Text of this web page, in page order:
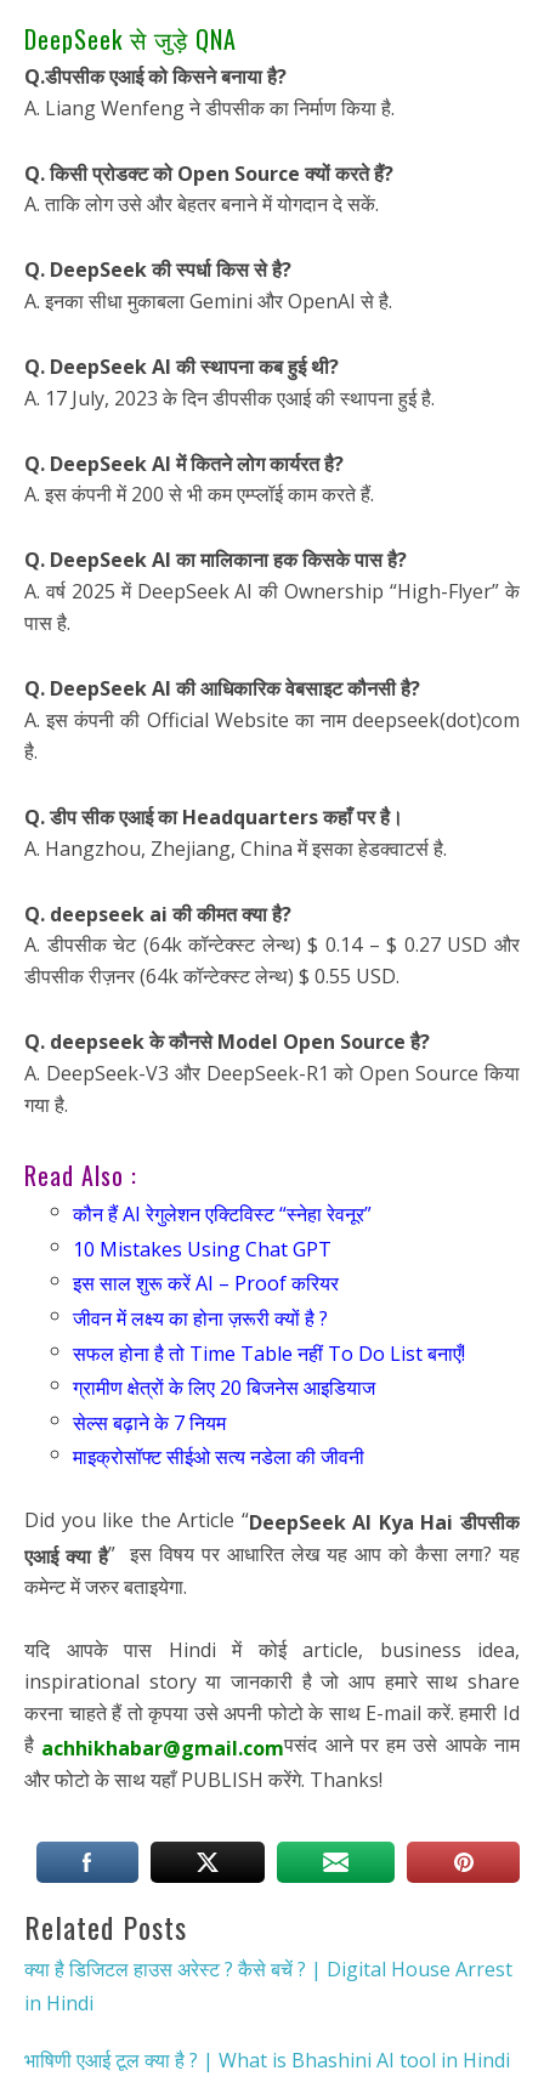
DeepSeek से जुड़े QNA
Q.डीपसीक एआई को किसने बनाया है?
A. Liang Wenfeng ने डीपसीक का निर्माण किया है.
Q. किसी प्रोडक्ट को Open Source क्यों करते हैं?
A. ताकि लोग उसे और बेहतर बनाने में योगदान दे सकें.
Q. DeepSeek की स्पर्धा किस से है?
A. इनका सीधा मुकाबला Gemini और OpenAI से है.
Q. DeepSeek AI की स्थापना कब हुई थी?
A. 17 July, 2023 के दिन डीपसीक एआई की स्थापना हुई है.
Q. DeepSeek AI में कितने लोग कार्यरत है?
A. इस कंपनी में 200 से भी कम एम्प्लॉई काम करते हैं.
Q. DeepSeek AI का मालिकाना हक किसके पास है?
A. वर्ष 2025 में DeepSeek AI की Ownership “High-Flyer” के
पास है.
Q. DeepSeek AI की आधिकारिक वेबसाइट कौनसी है?
A. इस कंपनी की Official Website का नाम deepseek(dot)com
है.
Q. डीप सीक एआई का Headquarters कहाँ पर है।
A. Hangzhou, Zhejiang, China में इसका हेडक्वाटर्स है.
Q. deepseek ai की कीमत क्या है?
A. डीपसीक चेट (64k कॉन्टेक्स्ट लेन्थ) $ 0.14 – $ 0.27 USD और
डीपसीक रीज़नर (64k कॉन्टेक्स्ट लेन्थ) $ 0.55 USD.
Q. deepseek के कौनसे Model Open Source है?
A. DeepSeek-V3 और DeepSeek-R1 को Open Source किया
गया है.
Read Also :
कौन हैं AI रेगुलेशन एक्टिविस्ट “स्नेहा रेवनूर”
10 Mistakes Using Chat GPT
इस साल शुरू करें AI – Proof करियर
जीवन में लक्ष्य का होना ज़रूरी क्यों है ?
सफल होना है तो Time Table नहीं To Do List बनाएँ!
ग्रामीण क्षेत्रों के लिए 20 बिजनेस आइडियाज
सेल्स बढ़ाने के 7 नियम
माइक्रोसॉफ्ट सीईओ सत्य नडेला की जीवनी
Did you like the Article “DeepSeek AI Kya Hai डीपसीक
एआई क्या है” इस विषय पर आधारित लेख यह आप को कैसा लगा? यह
कमेन्ट में जरुर बताइयेगा.
यदि आपके पास Hindi में कोई article, business idea,
inspirational story या जानकारी है जो आप हमारे साथ share
करना चाहते हैं तो कृपया उसे अपनी फोटो के साथ E-mail करें. हमारी Id
है achhikhabar@gmail.comपसंद आने पर हम उसे आपके नाम
और फोटो के साथ यहाँ PUBLISH करेंगे. Thanks!
Related Posts
क्या है डिजिटल हाउस अरेस्ट ? कैसे बचें ? | Digital House Arrest
in Hindi
भाषिणी एआई टूल क्या है ? | What is Bhashini AI tool in Hindi